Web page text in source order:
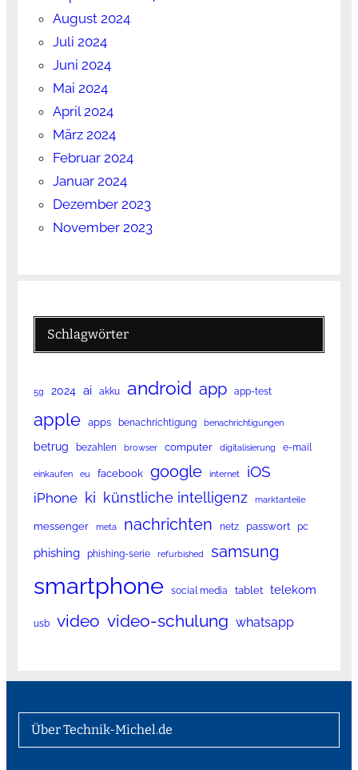
August 2024
Juli 2024
Juni 2024
Mai 2024
April 2024
März 2024
Februar 2024
Januar 2024
Dezember 2023
November 2023
Schlagwörter
5g 2024 ai akku android app app-test
apple apps benachrichtigung benachrichtigungen
betrug bezahlen browser computer digitalisierung e-mail
einkaufen eu facebook google internet iOS
iPhone ki künstliche intelligenz marktanteile
messenger meta nachrichten netz passwort pc
phishing phishing-serie refurbished samsung
smartphone social media tablet telekom
usb video video-schulung whatsapp
Über Technik-Michel.de